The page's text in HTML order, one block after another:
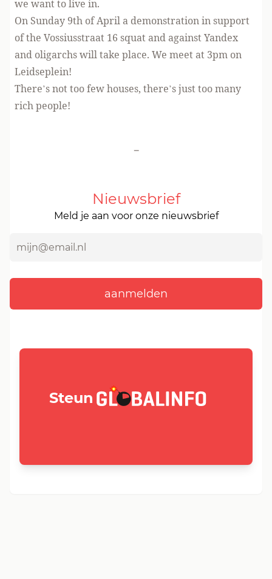
we want to live in.
On Sunday 9th of April a demonstration in support
of the Vossiusstraat 16 squat and against Yandex
and oligarchs will take place. We meet at 3pm on
Leidseplein!
There’s not too few houses, there’s just too many
rich people!
-
Nieuwsbrief
Meld je aan voor onze nieuwsbrief
Steun GLOBALINFO.nl